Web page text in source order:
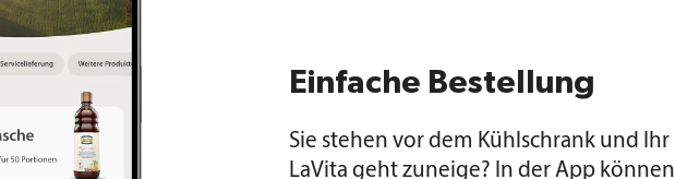
Einfache Bestellung
Sie stehen vor dem Kühlschrank und Ihr
LaVita geht zuneige? In der App können